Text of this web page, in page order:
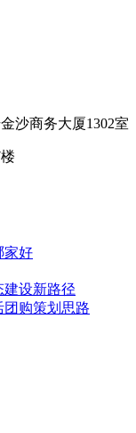
沙商务大厦1302室
家好
设新路径
购策划思路